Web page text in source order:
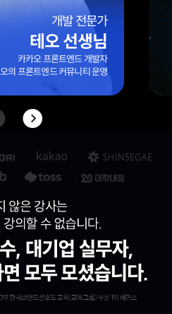
엑셀 전문가
임규범) 선생님
국계 기업 10년 이상 실무 경력
42만 팔로워 보유
전문 블로그 ‘엑셀마왕’ 운영자